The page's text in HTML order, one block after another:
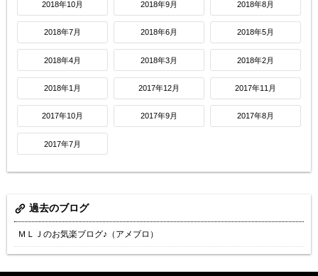
2018年10月 2018年9月 2018年8月
2018年7月 2018年6月 2018年5月
2018年4月 2018年3月 2018年2月
2018年1月 2017年12月 2017年11月
2017年10月 2017年9月 2017年8月
2017年7月
過去のブログ
ＭＬＪのお気楽ブログ♪（アメブロ）